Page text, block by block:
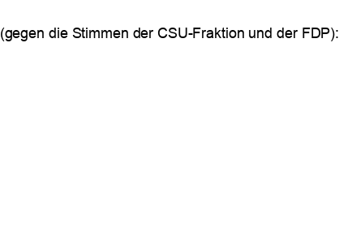
(gegen die Stimmen der CSU-Fraktion und der FDP):